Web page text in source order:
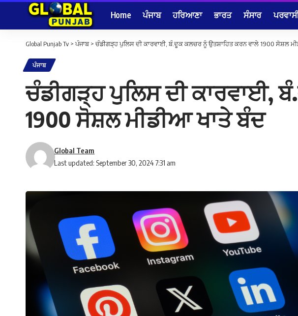
Home ਪੰਜਾਬ ਹਰਿਆਣਾ ਭਾਰਤ ਸੰਸਾਰ
Global Punjab Tv > ਪੰਜਾਬ> ਚੰਡੀਗੜ੍ਹ ਪੁਲਿਸ ਦੀ ਕਾਰਵਾਈ, ਬੰ.ਦੂਕ ਕਲਚਰ ਨੂੰ ਉਤਸ਼ਾਹਿਤ ਕਰਨ ਵਾਲੇ 1900 ਸੋਸ਼ਲ
ਪੰਜਾਬ
ਚੰਡੀਗੜ੍ਹ ਪੁਲਿਸ ਦੀ ਕਾਰਵਾਈ,
1900 ਸੋਸ਼ਲ ਮੀਡੀਆ ਖਾਤੇ ਬੰਦ
Last updated: September 30, 2024 7:31 am
Global Team